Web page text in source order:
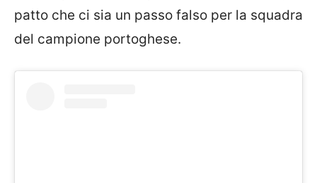
patto che ci sia un passo falso per la squadra
del campione portoghese.